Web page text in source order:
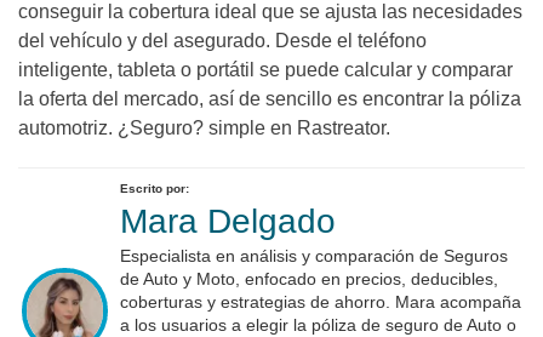
conseguir la cobertura ideal que se ajusta las necesidades
del vehículo y del asegurado. Desde el teléfono
inteligente, tableta o portátil se puede calcular y comparar
la oferta del mercado, así de sencillo es encontrar la póliza
automotriz. ¿Seguro? simple en Rastreator.
Escrito por:
Mara Delgado
Especialista en análisis y comparación de Seguros
de Auto y Moto, enfocado en precios, deducibles,
coberturas y estrategias de ahorro. Mara acompaña
a los usuarios a elegir la póliza de seguro de Auto o